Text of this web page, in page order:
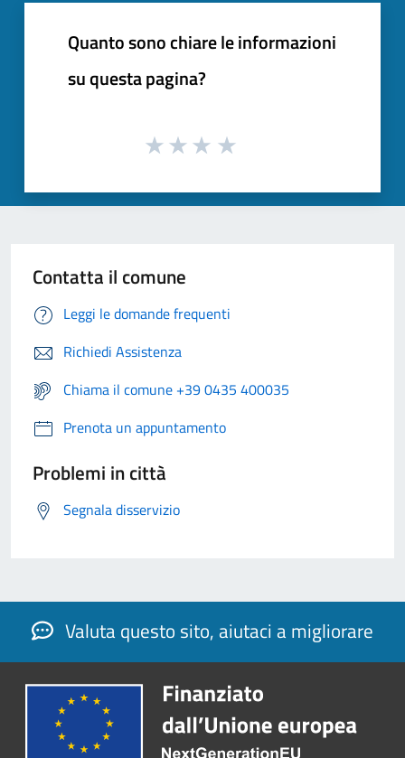
Quanto sono chiare le informazioni
su questa pagina?
Contatta il comune
Leggi le domande frequenti
Richiedi Assistenza
Chiama il comune +39 0435 400035
Prenota un appuntamento
Problemi in città
Segnala disservizio
Valuta questo sito, aiutaci a migliorare